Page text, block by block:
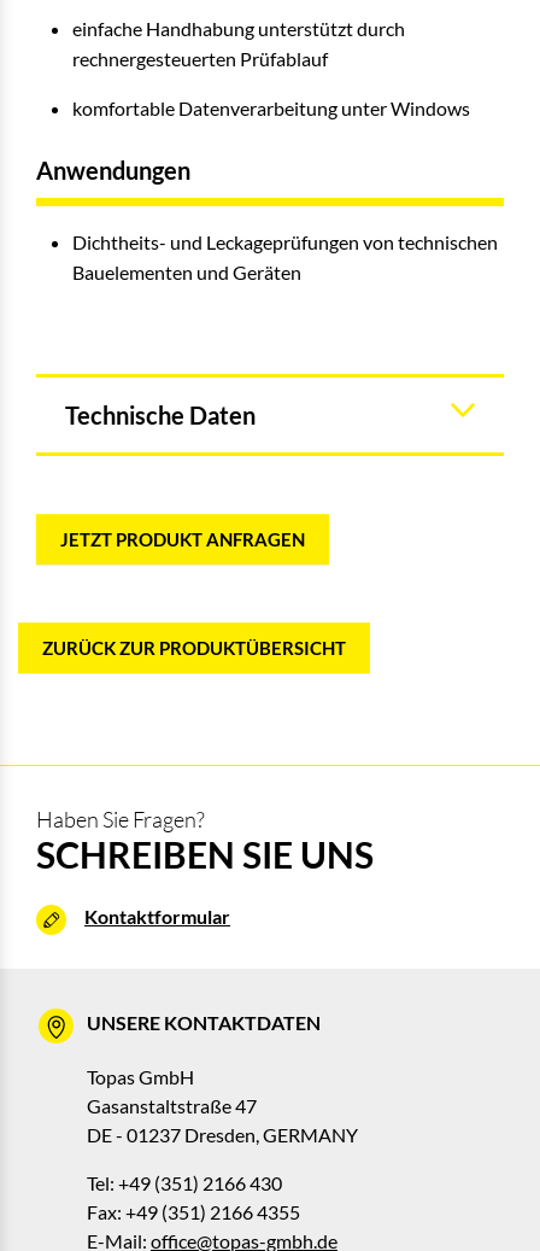
einfache Handhabung unterstützt durch
rechnergesteuerten Prüfablauf
komfortable Datenverarbeitung unter Windows
Anwendungen
Dichtheits- und Leckageprüfungen von technischen
Bauelementen und Geräten
Technische Daten
JETZT PRODUKT ANFRAGEN
ZURÜCK ZUR PRODUKTÜBERSICHT
Haben Sie Fragen?
SCHREIBEN SIE UNS
Kontaktformular
UNSERE KONTAKTDATEN
Topas GmbH
Gasanstaltstraße 47
DE - 01237 Dresden, GERMANY
Tel: +49 (351) 2166 430
Fax: +49 (351) 2166 4355
E-Mail: office@topas-gmbh.de